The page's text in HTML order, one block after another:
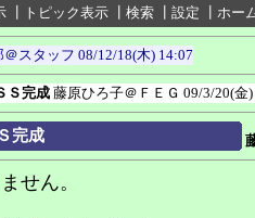
トピック表示 検索 設定 ホー
スタッフ 08/12/18(木) 14:07
Ｓ完成 藤原ひろ子＠ＦＥＧ 09/3/20(金
完成
せん。